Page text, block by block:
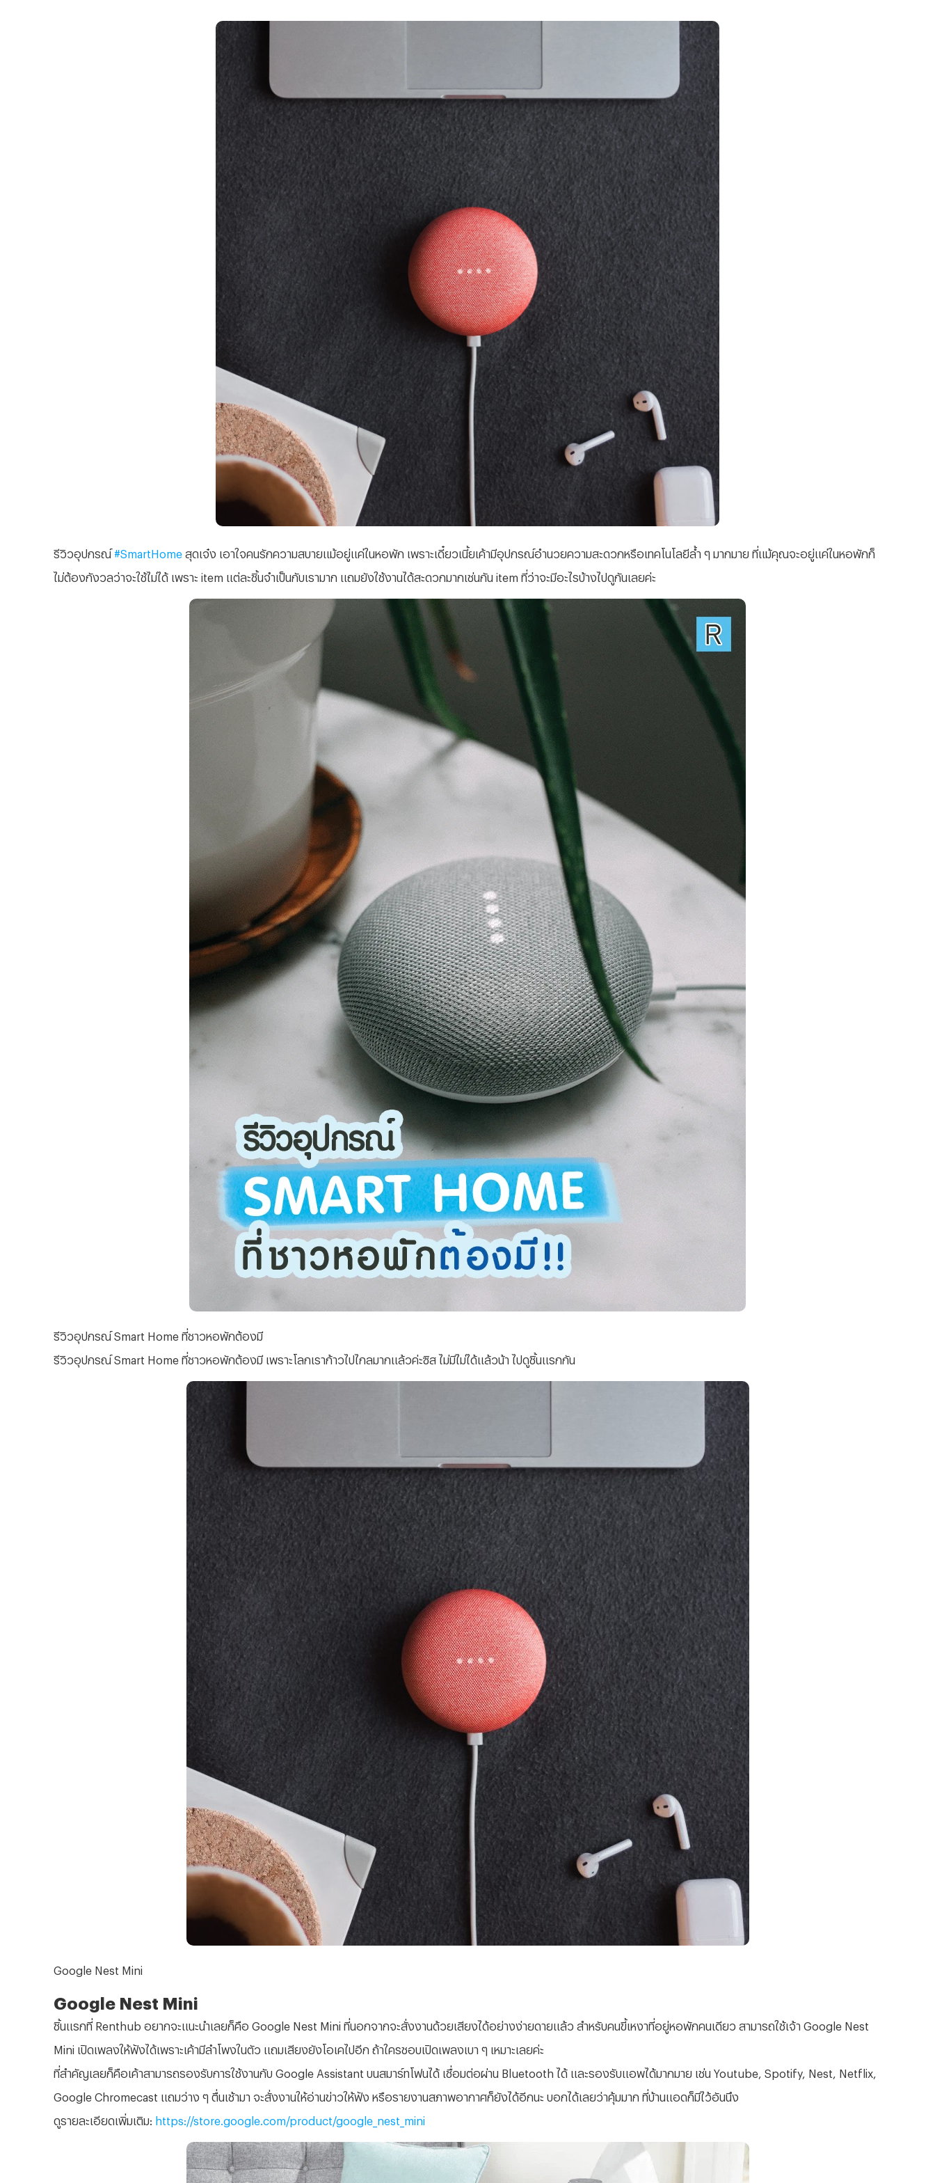
รีวิวอุปกรณ์ #SmartHome สุดเจ๋ง เอาใจคนรักความสบายแม้อยู่แค่ในหอพัก เพราะเดี๋ยวเนี้ยเค้ามีอุปกรณ์อำนวยความสะดวกหรือเทคโนโลยีล้ำ ๆ มากมาย ที่แม้คุณจะอยู่แค่ในหอพักก็
ไม่ต้องกังวลว่าจะใช้ไม่ได้ เพราะ item แต่ละชิ้นจำเป็นกับเรามาก แถมยังใช้งานได้สะดวกมากเช่นกัน item ที่ว่าจะมีอะไรบ้างไปดูกันเลยค่ะ
รีวิวอุปกรณ์ Smart Home ที่ชาวหอพักต้องมี
รีวิวอุปกรณ์ Smart Home ที่ชาวหอพักต้องมี เพราะโลกเราก้าวไปไกลมากแล้วค่ะซิส ไม่มีไม่ได้แล้วน้า ไปดูชิ้นแรกกัน
Google Nest Mini
Google Nest Mini
ชิ้นแรกที่ Renthub อยากจะแนะนำเลยก็คือ Google Nest Mini ที่นอกจากจะสั่งงานด้วยเสียงได้อย่างง่ายดายแล้ว สำหรับคนขี้เหงาที่อยู่หอพักคนเดียว สามารถใช้เจ้า Google Nest
Mini เปิดเพลงให้ฟังได้เพราะเค้ามีลำโพงในตัว แถมเสียงยังโอเคไปอีก ถ้าใครชอบเปิดเพลงเบา ๆ เหมาะเลยค่ะ
ที่สำคัญเลยก็คือเค้าสามารถรองรับการใช้งานกับ Google Assistant บนสมาร์ทโฟนได้ เชื่อมต่อผ่าน Bluetooth ได้ และรองรับแอพได้มากมาย เช่น Youtube, Spotify, Nest, Netflix,
Google Chromecast แถมว่าง ๆ ตื่นเช้ามา จะสั่งงานให้อ่านข่าวให้ฟัง หรือรายงานสภาพอากาศก็ยังได้อีกนะ บอกได้เลยว่าคุ้มมาก ที่บ้านแอดก็มีไว้อันนึง
ดูรายละเอียดเพิ่มเติม: https://store.google.com/product/google_nest_mini